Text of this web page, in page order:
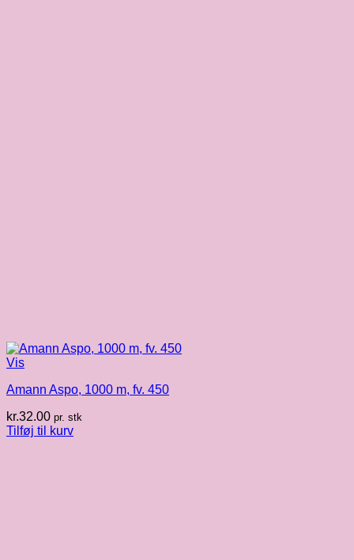
Vis
Amann Aspo, 1000 m, fv. 450
kr.32.00 pr. stk
Tilføj til kurv